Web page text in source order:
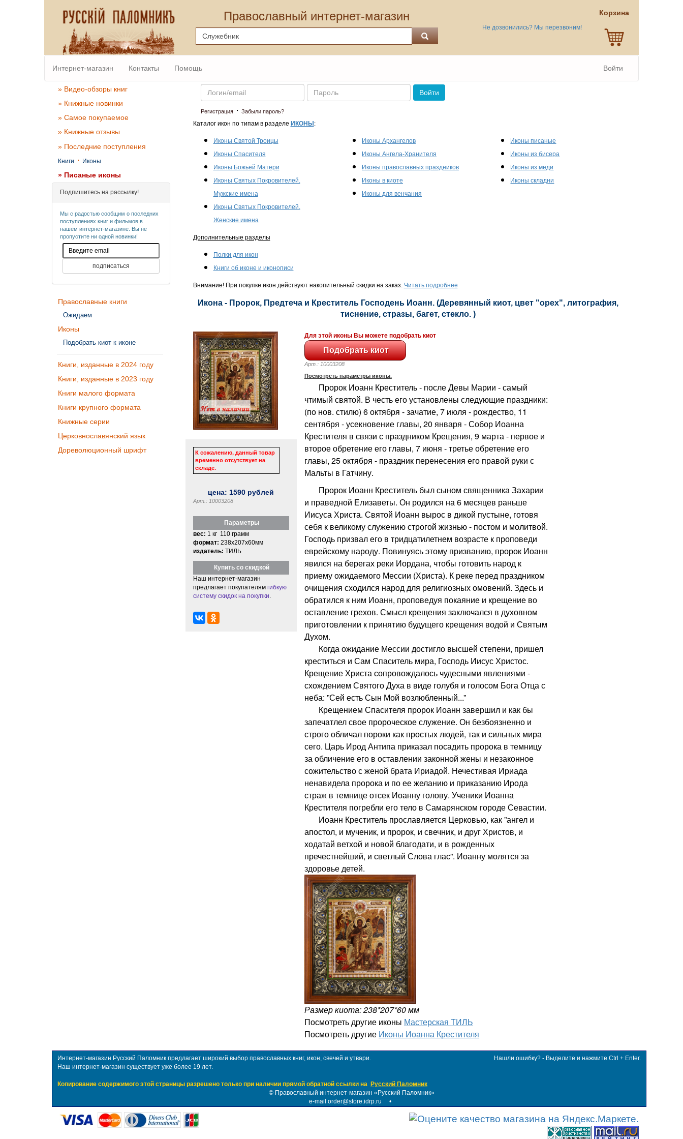
Православный интернет-магазин
Не дозвонились? Мы перезвоним!
Корзина
Интернет-магазин Контакты Помощь Войти
» Видео-обзоры книг
» Книжные новинки
» Самое покупаемое
» Книжные отзывы
» Последние поступления
Книги · Иконы
» Писаные иконы
Подпишитесь на рассылку!
Мы с радостью сообщим о последних
поступлениях книг и фильмов в
нашем интернет-магазине. Вы не
пропустите ни одной новинки!
Православные книги
Ожидаем
Иконы
Подобрать киот к иконе
Книги, изданные в 2024 году
Книги, изданные в 2023 году
Книги малого формата
Книги крупного формата
Книжные серии
Церковнославянский язык
Дореволюционный шрифт
Email Пароль
Войти
Регистрация· Забыли пароль?
Каталог икон по типам в разделе ИКОНЫ :
Иконы Святой Троицы
Иконы Спасителя
Иконы Божьей Матери
Иконы Святых Покровителей.
Мужские имена
Иконы Святых Покровителей.
Женские имена
Иконы Архангелов
Иконы Ангела-Хранителя
Иконы православных праздников
Иконы в киоте
Иконы для венчания
Иконы писаные
Иконы из бисера
Иконы из меди
Иконы складни
Дополнительные разделы
Полки для икон
Книги об иконе и иконописи
Внимание! При покупке икон действуют накопительный скидки на заказ. Читать подробнее
Икона - Пророк, Предтеча и Креститель Господень Иоанн. (Деревянный киот, цвет "орех", литография,
тиснение, стразы, багет, стекло. )
К сожалению, данный товар
временно отсутствует на
складе.
цена: 1590 рублей
Арт.: 10003208
Параметры
вес: 1 кг 110 грамм
формат: 238x207x60мм
издатель: ТИЛЬ
Купить со скидкой
Наш интернет-магазин
предлагает покупателям гибкую
систему скидок на покупки
Для этой иконы Вы можете подобрать киот
Арт.: 10003208
Посмотреть параметры иконы.
Пророк Иоанн Креститель - после Девы Марии - самый
чтимый святой. В честь его установлены следующие праздники:
(по нов. стилю) 6 октября - зачатие, 7 июля - рождество, 11
сентября - усекновение главы, 20 января - Собор Иоанна
Крестителя в связи с праздником Крещения, 9 марта - первое и
второе обретение его главы, 7 июня - третье обретение его
главы, 25 октября - праздник перенесения его правой руки с
Мальты в Гатчину.
Пророк Иоанн Креститель был сыном священника Захарии
и праведной Елизаветы. Он родился на 6 месяцев раньше
Иисуса Христа. Святой Иоанн вырос в дикой пустыне, готовя
себя к великому служению строгой жизнью - постом и молитвой.
Господь призвал его в тридцатилетнем возрасте к проповеди
еврейскому народу. Повинуясь этому призванию, пророк Иоанн
явился на берегах реки Иордана, чтобы готовить народ к
приему ожидаемого Мессии (Христа). К реке перед праздником
очищения сходился народ для религиозных омовений. Здесь и
обратился к ним Иоанн, проповедуя покаяние и крещение во
оставление грехов. Смысл крещения заключался в духовном
приготовлении к принятию будущего крещения водой и Святым
Духом.
Когда ожидание Мессии достигло высшей степени, пришел
креститься и Сам Спаситель мира, Господь Иисус Христос.
Крещение Христа сопровождалось чудесными явлениями -
схождением Святого Духа в виде голубя и голосом Бога Отца с
неба: ”Сей есть Сын Мой возлюбленный...”
Крещением Спасителя пророк Иоанн завершил и как бы
запечатлел свое пророческое служение. Он безбоязненно и
строго обличал пороки как простых людей, так и сильных мира
сего. Царь Ирод Антипа приказал посадить пророка в темницу
за обличение его в оставлении законной жены и незаконное
сожительство с женой брата Ириадой. Нечестивая Ириада
ненавидела пророка и по ее желанию и приказанию Ирода
страж в темнице отсек Иоанну голову. Ученики Иоанна
Крестителя погребли его тело в Самарянском городе Севастии.
Иоанн Креститель прославляется Церковью, как ”ангел и
апостол, и мученик, и пророк, и свечник, и друг Христов, и
ходатай ветхой и новой благодати, и в рожденных
пречестнейший, и светлый Слова глас”. Иоанну молятся за
здоровье детей.
Размер киота: 238*207*60 мм
Посмотреть другие иконы Мастерская ТИЛЬ
Посмотреть другие Иконы Иоанна Крестителя
Интернет-магазин Русский Паломник предлагает широкий выбор православных книг, икон, свечей и утвари.
Наш интернет-магазин существует уже более 19 лет.
Копирование содержимого этой страницы разрешено только при наличии прямой обратной ссылки на Русский Паломник
Нашли ошибку? - Выделите и нажмите Ctrl + Enter.
© Православный интернет-магазин «Русский Паломник»
e-mail order@store.idrp.ru •